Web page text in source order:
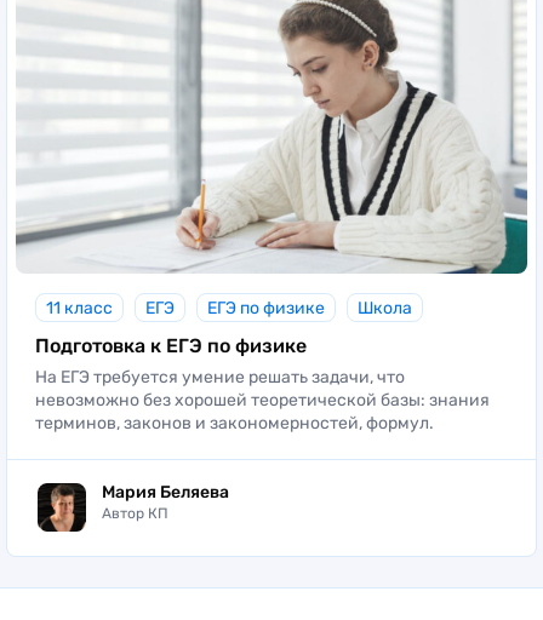
11 класс ЕГЭ ЕГЭ по физике Школа
Подготовка к ЕГЭ по физике
На ЕГЭ требуется умение решать задачи, что
невозможно без хорошей теоретической базы: знания
терминов, законов и закономерностей, формул.
Мария Беляева
Автор КП